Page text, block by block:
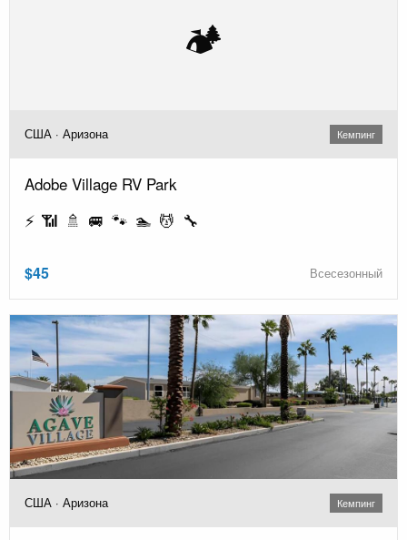
🏕️
США · Аризона Кемпинг
Adobe Village RV Park
⚡ 📶 🚿 🚐 🐾 🏊 💆 🔧
$45 Всесезонный
США · Аризона Кемпинг